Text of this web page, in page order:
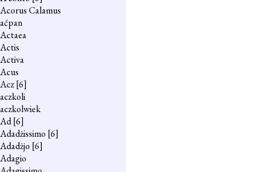
Acorus Calamus
aćpan
Actaea
Actis
Activa
Acus
Acz[6]
aczkoli
aczkolwiek
Ad[6]
Adadżissimo [6]
Adadżjo [6]
Adagio